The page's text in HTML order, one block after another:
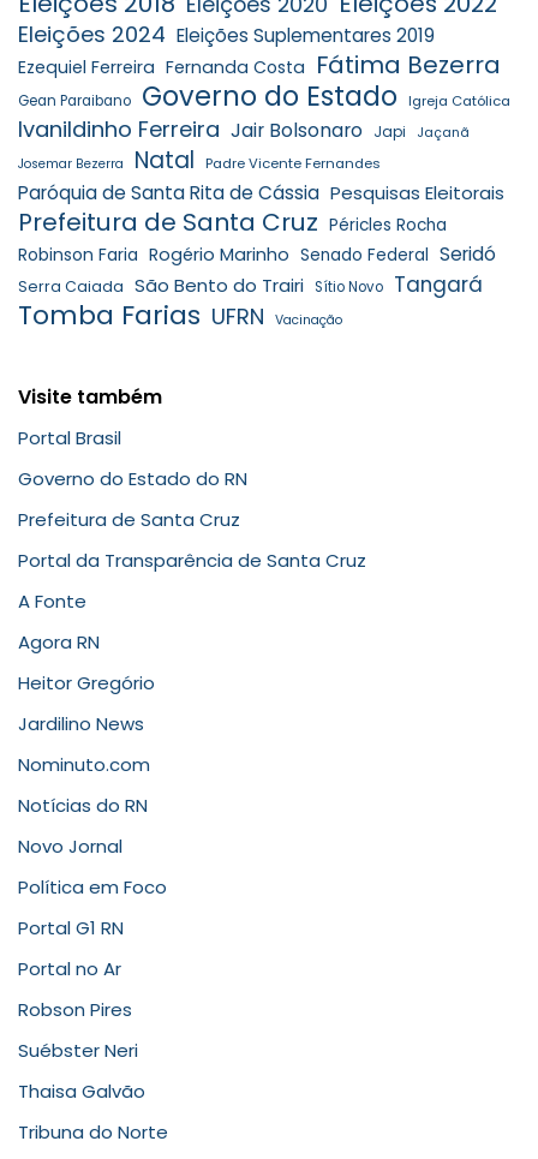
Eleições 2024 Eleições Suplementares 2019
Ezequiel Ferreira Fernanda Costa Fátima Bezerra
Gean Paraibano Governo do Estado Igreja Católica
Ivanildinho Ferreira Jair Bolsonaro Japi Jaçanã
Josemar Bezerra Natal Padre Vicente Fernandes
Paróquia de Santa Rita de Cássia Pesquisas Eleitorais
Prefeitura de Santa Cruz Péricles Rocha
Robinson Faria Rogério Marinho Senado Federal Seridó
Serra Caiada São Bento do Trairi Sítio Novo Tangará
Tomba Farias UFRN Vacinação
Visite também
Portal Brasil
Governo do Estado do RN
Prefeitura de Santa Cruz
Portal da Transparência de Santa Cruz
A Fonte
Agora RN
Heitor Gregório
Jardilino News
Nominuto.com
Notícias do RN
Novo Jornal
Política em Foco
Portal G1 RN
Portal no Ar
Robson Pires
Suébster Neri
Thaisa Galvão
Tribuna do Norte